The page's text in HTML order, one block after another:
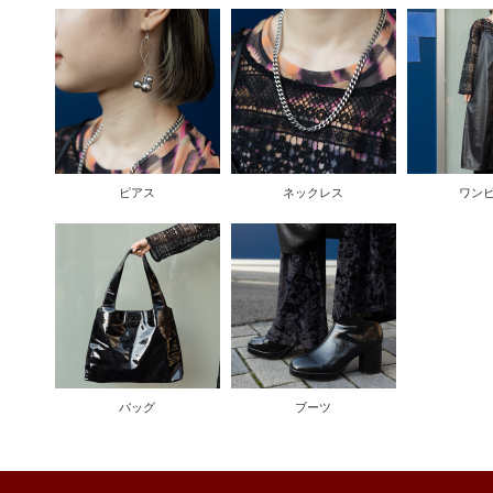
ピアス ネックレス ワン
バッグ ブーツ